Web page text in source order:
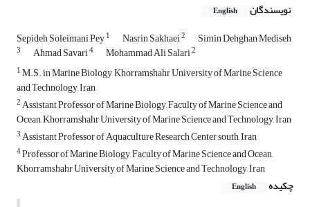
نویسندگان English
Sepideh Soleimani Pey1 Nasrin Sakhaei2 Simin Dehghan Mediseh
3 Ahmad Savari4 Mohammad Ali Salari2
1M.S. in Marine Biology, Khorramshahr University of Marine Science
and Technology, Iran
2Assistant Professor of Marine Biology, Faculty of Marine Science and
Ocean, Khorramshahr University of Marine Science and Technology, Iran
3Assistant Professor of Aquaculture Research Center south, Iran
4Professor of Marine Biology, Faculty of Marine Science and Ocean,
Khorramshahr University of Marine Science and Technology, Iran
چکیده
English